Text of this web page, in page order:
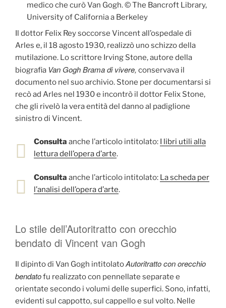
medico che curò Van Gogh. © The Bancroft Library,
University of California a Berkeley
Il dottor Felix Rey soccorse Vincent all’ospedale di
Arles e, il 18 agosto 1930, realizzò uno schizzo della
mutilazione. Lo scrittore Irving Stone, autore della
biografia Van Gogh Brama di vivere, conservava il
documento nel suo archivio. Stone per documentarsi si
recò ad Arles nel 1930 e incontrò il dottor Felix Stone,
che gli rivelò la vera entità del danno al padiglione
sinistro di Vincent.
Consulta anche l’articolo intitolato:
I libri utili alla
lettura dell’opera d’arte.
Consulta anche l’articolo intitolato: La scheda per
l’analisi dell’opera d’arte.
Lo stile dell’Autoritratto con orecchio
bendato di Vincent van Gogh
Il dipinto di Van Gogh intitolatoAutoritratto con orecchio
bendatofu realizzato con pennellate separate e
orientate secondo i volumi delle superfici. Sono, infatti,
evidenti sul cappotto, sul cappello e sul volto. Nelle